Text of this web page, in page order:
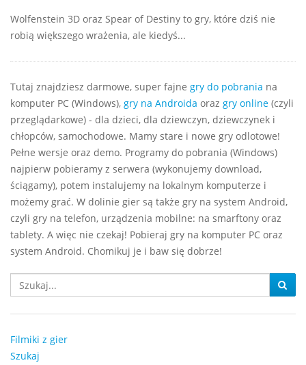
Wolfenstein 3D oraz Spear of Destiny to gry, które dziś nie
robią większego wrażenia, ale kiedyś...
Tutaj znajdziesz darmowe, super fajne gry do pobrania na
komputer PC (Windows), gry na Androida oraz gry online (czyli
przeglądarkowe) - dla dzieci, dla dziewczyn, dziewczynek i
chłopców, samochodowe. Mamy stare i nowe gry odlotowe!
Pełne wersje oraz demo. Programy do pobrania (Windows)
najpierw pobieramy z serwera (wykonujemy download,
ściągamy), potem instalujemy na lokalnym komputerze i
możemy grać. W dolinie gier są także gry na system Android,
czyli gry na telefon, urządzenia mobilne: na smarftony oraz
tablety. A więc nie czekaj! Pobieraj gry na komputer PC oraz
system Android. Chomikuj je i baw się dobrze!
Filmiki z gier
Szukaj